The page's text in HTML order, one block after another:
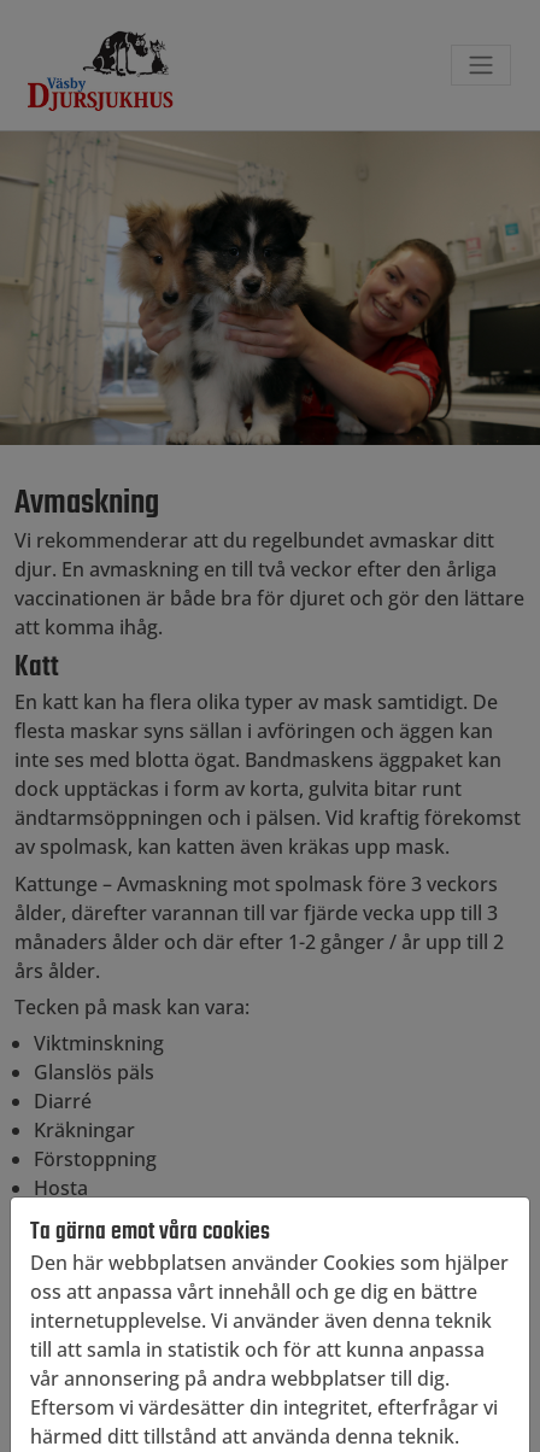
Avmaskning
Vi rekommenderar att du regelbundet avmaskar ditt
djur. En avmaskning en till två veckor efter den årliga
vaccinationen är både bra för djuret och gör den lättare
att komma ihåg.
Katt
En katt kan ha flera olika typer av mask samtidigt. De
flesta maskar syns sällan i avföringen och äggen kan
inte ses med blotta ögat. Bandmaskens äggpaket kan
dock upptäckas i form av korta, gulvita bitar runt
ändtarmsöppningen och i pälsen. Vid kraftig förekomst
av spolmask, kan katten även kräkas upp mask.
Kattunge – Avmaskning mot spolmask före 3 veckors
ålder, därefter varannan till var fjärde vecka upp till 3
månaders ålder och där efter 1-2 gånger / år upp till 2
års ålder.
Tecken på mask kan vara:
Viktminskning
Glanslös päls
Diarré
Kräkningar
Förstoppning
Hosta
Uppsvälld buk
Kontakta din veterinär om du har aningar om att din
katt drabbats av mask.
Hund
En hund kan ha flera olika typer av mask utan att visa
några egentliga symptom. De flesta maskar syns sällan i
avföringen och äggen kan inte ses med blotta ögat.
Ta gärna emot våra cookies
Den här webbplatsen använder Cookies som hjälper
oss att anpassa vårt innehåll och ge dig en bättre
internetupplevelse. Vi använder även denna teknik
till att samla in statistik och för att kunna anpassa
vår annonsering på andra webbplatser till dig.
Eftersom vi värdesätter din integritet, efterfrågar vi
härmed ditt tillstånd att använda denna teknik.